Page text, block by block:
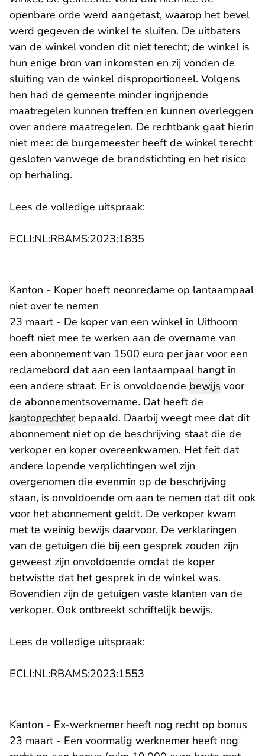
openbare orde werd aangetast, waarop het bevel
werd gegeven de winkel te sluiten. De uitbaters
van de winkel vonden dit niet terecht; de winkel is
hun enige bron van inkomsten en zij vonden de
sluiting van de winkel disproportioneel. Volgens
hen had de gemeente minder ingrijpende
maatregelen kunnen treffen en kunnen overleggen
over andere maatregelen. De rechtbank gaat hierin
niet mee: de burgemeester heeft de winkel terecht
gesloten vanwege de brandstichting en het risico
op herhaling.
Lees de volledige uitspraak:
ECLI:NL:RBAMS:2023:1835
Kanton - Koper hoeft neonreclame op lantaarnpaal
niet over te nemen
23 maart - De koper van een winkel in Uithoorn
hoeft niet mee te werken aan de overname van
een abonnement van 1500 euro per jaar voor een
reclamebord dat aan een lantaarnpaal hangt in
een andere straat. Er is onvoldoende bewijs voor
de abonnementsovername. Dat heeft de
kantonrechterbepaald. Daarbij weegt mee dat dit
abonnement niet op de beschrijving staat die de
verkoper en koper overeenkwamen. Het feit dat
andere lopende verplichtingen wel zijn
overgenomen die evenmin op de beschrijving
staan, is onvoldoende om aan te nemen dat dit ook
voor het abonnement geldt. De verkoper kwam
met te weinig bewijs daarvoor. De verklaringen
van de getuigen die bij een gesprek zouden zijn
geweest zijn onvoldoende omdat de koper
betwistte dat het gesprek in de winkel was.
Bovendien zijn de getuigen vaste klanten van de
verkoper. Ook ontbreekt schriftelijk bewijs.
Lees de volledige uitspraak:
ECLI:NL:RBAMS:2023:1553
Kanton - Ex-werknemer heeft nog recht op bonus
23 maart - Een voormalig werknemer heeft nog